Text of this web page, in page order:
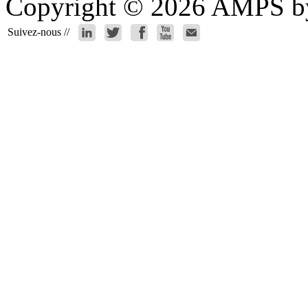
Copyright © 2026 AMPS
Suivez-nous //